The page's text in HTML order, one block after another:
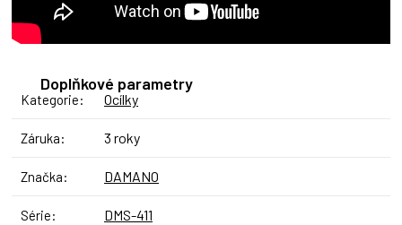
Doplňkové parametry
Kategorie: Ocílky
Záruka: 3 roky
Značka: DAMANO
Série: DMS-411